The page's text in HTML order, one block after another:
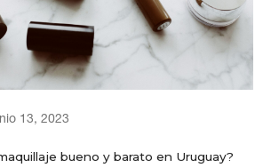
13, 2023
bueno y barato en Uruguay?